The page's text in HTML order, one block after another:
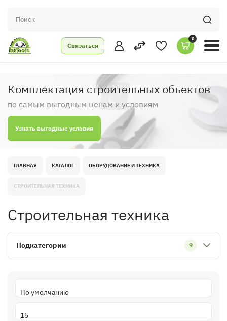
Связаться
0
Комплектация строительных объектов
по самым выгодным ценам и условиям
Узнать выгодные условия
ГЛАВНАЯ КАТАЛОГ ОБОРУДОВАНИЕ И ТЕХНИКА
СТРОИТЕЛЬНАЯ ТЕХНИКА
Строительная техника
Подкатегории 9